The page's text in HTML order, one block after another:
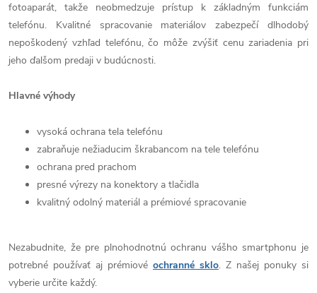
fotoaparát, takže neobmedzuje prístup k základným funkciám
telefónu. Kvalitné spracovanie materiálov zabezpečí dlhodobý
nepoškodený vzhľad telefónu, čo môže zvýšiť cenu zariadenia pri
jeho ďalšom predaji v budúcnosti.
Hlavné výhody
vysoká ochrana tela telefónu
zabraňuje nežiaducim škrabancom na tele telefónu
ochrana pred prachom
presné výrezy na konektory a tlačidla
kvalitný odolný materiál a prémiové spracovanie
Nezabudnite, že pre plnohodnotnú ochranu vášho smartphonu je
potrebné používať aj prémiové ochranné sklo. Z našej ponuky si
vyberie určite každý.